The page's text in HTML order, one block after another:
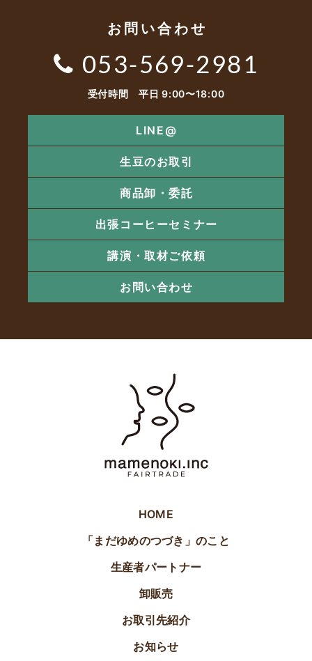
お問い合わせ
053-569-2981
受付時間 平日 9:00〜18:00
LINE@
生豆のお取引
商品卸・委託
出張コーヒーセミナー
講演・取材ご依頼
お問い合わせ
HOME
「まだゆめのつづき」のこと
生産者パートナー
卸販売
お取引先紹介
お知らせ